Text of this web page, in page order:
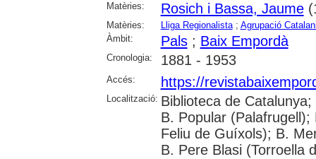
Matèries:
Rosich i Bassa, Jaume
Matèries: Lliga Regionalista; Agrupació
Àmbit:
Pals; Baix Empordà
Cronologia: 1881 - 1953
Accés: https://
Localització: Biblioteca de
B. Popular
Feliu de Guíxols); B.
B. Pere Blasi (Torroella